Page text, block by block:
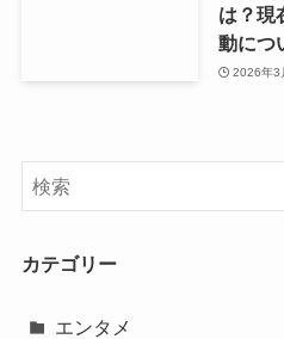
は？現
動につ
2026年3
カテゴリー
エンタメ